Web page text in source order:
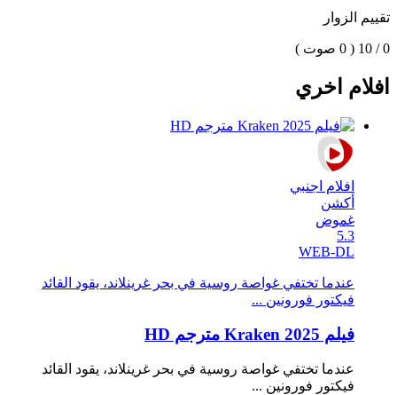
تقييم الزوار
0 / 10 ( 0 صوت )
افلام اخري
افلام اجنبي
أكشن
غموض
5.3
WEB-DL
عندما تختفي غواصة روسية في بحر غرينلاند، يقود القائد
فيكتور فورونين ...
فيلم Kraken 2025 مترجم HD
عندما تختفي غواصة روسية في بحر غرينلاند، يقود القائد
فيكتور فورونين ...